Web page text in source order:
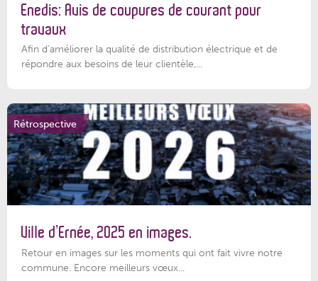
Enedis: Avis de coupures de courant pour
travaux
Afin d’améliorer la qualité de distribution électrique et de
répondre aux besoins de leur clientèle,...
Rétrospective
Ville d’Ernée, 2025 en images.
Retour en images sur les moments qui ont fait vivre notre
commune. Encore meilleurs vœux...